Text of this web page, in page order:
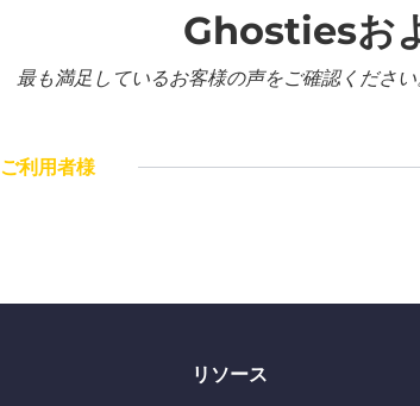
Ghostiesお
最も満足しているお客様の声をご確認くださ
ご利用者様
リソース